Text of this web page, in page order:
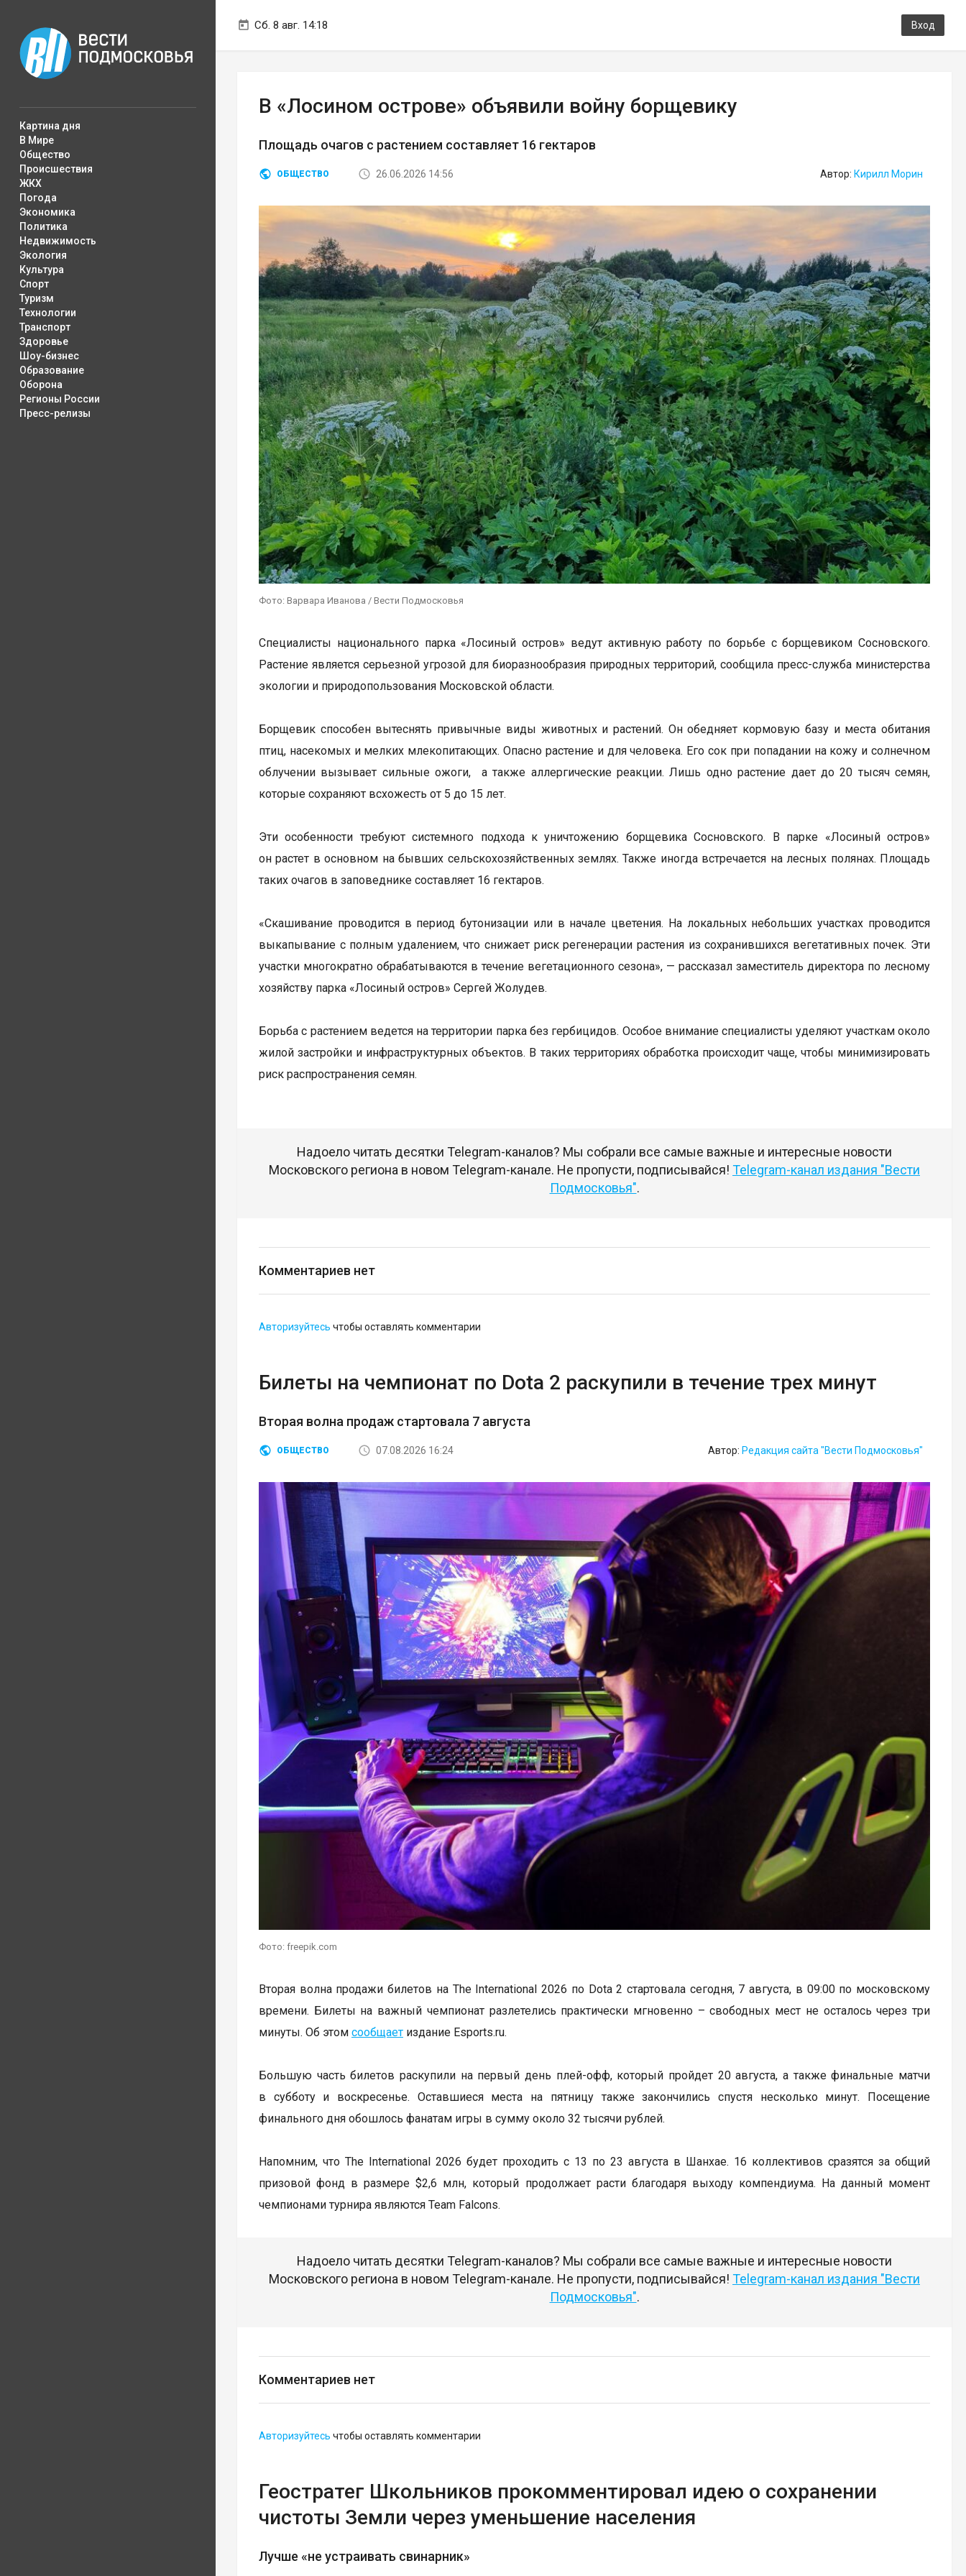
Сб. 8 авг. 14:18 Вход
Картина дня
В Мире
Общество
Происшествия
ЖКХ
Погода
Экономика
Политика
Недвижимость
Экология
Культура
Спорт
Туризм
Технологии
Транспорт
Здоровье
Шоу-бизнес
Образование
Оборона
Регионы России
Пресс-релизы
В «Лосином острове» объявили войну борщевику
Площадь очагов с растением составляет 16 гектаров
ОБЩЕСТВО 26.06.2026 14:56 Автор: Кирилл Морин
Фото: Варвара Иванова / Вести Подмосковья
Специалисты национального парка «Лосиный остров» ведут активную работу по борьбе с борщевиком Сосновского.
Растение является серьезной угрозой для биоразнообразия природных территорий, сообщила пресс-служба министерства
экологии и природопользования Московской области.
Борщевик способен вытеснять привычные виды животных и растений. Он обедняет кормовую базу и места обитания
птиц, насекомых и мелких млекопитающих. Опасно растение и для человека. Его сок при попадании на кожу и солнечном
облучении вызывает сильные ожоги, а также аллергические реакции. Лишь одно растение дает до 20 тысяч семян,
которые сохраняют всхожесть от 5 до 15 лет.
Эти особенности требуют системного подхода к уничтожению борщевика Сосновского. В парке «Лосиный остров»
он растет в основном на бывших сельскохозяйственных землях. Также иногда встречается на лесных полянах. Площадь
таких очагов в заповеднике составляет 16 гектаров.
«Скашивание проводится в период бутонизации или в начале цветения. На локальных небольших участках проводится
выкапывание с полным удалением, что снижает риск регенерации растения из сохранившихся вегетативных почек. Эти
участки многократно обрабатываются в течение вегетационного сезона», — рассказал заместитель директора по лесному
хозяйству парка «Лосиный остров» Сергей Жолудев.
Борьба с растением ведется на территории парка без гербицидов. Особое внимание специалисты уделяют участкам около
жилой застройки и инфраструктурных объектов. В таких территориях обработка происходит чаще, чтобы минимизировать
риск распространения семян.
Надоело читать десятки Telegram-каналов? Мы собрали все самые важные и интересные новости
Московского региона в новом Telegram-канале. Не пропусти, подписывайся! Telegram-канал издания "Вести
Подмосковья".
Комментариев нет
Авторизуйтесь чтобы оставлять комментарии
Билеты на чемпионат по Dota 2 раскупили в течение трех минут
Вторая волна продаж стартовала 7 августа
ОБЩЕСТВО 07.08.2026 16:24 Автор: Редакция сайта "Вести Подмосковья"
Фото: freepik.com
Вторая волна продажи билетов на The International 2026 по Dota 2 стартовала сегодня, 7 августа, в 09:00 по московскому
времени. Билеты на важный чемпионат разлетелись практически мгновенно – свободных мест не осталось через три
минуты. Об этом сообщает издание Esports.ru.
Большую часть билетов раскупили на первый день плей-офф, который пройдет 20 августа, а также финальные матчи
в субботу и воскресенье. Оставшиеся места на пятницу также закончились спустя несколько минут. Посещение
финального дня обошлось фанатам игры в сумму около 32 тысячи рублей.
Напомним, что The International 2026 будет проходить с 13 по 23 августа в Шанхае. 16 коллективов сразятся за общий
призовой фонд в размере $2,6 млн, который продолжает расти благодаря выходу компендиума. На данный момент
чемпионами турнира являются Team Falcons.
Надоело читать десятки Telegram-каналов? Мы собрали все самые важные и интересные новости
Московского региона в новом Telegram-канале. Не пропусти, подписывайся! Telegram-канал издания "Вести
Подмосковья".
Комментариев нет
Авторизуйтесь чтобы оставлять комментарии
Геостратег Школьников прокомментировал идею о сохранении
чистоты Земли через уменьшение населения
Лучше «не устраивать свинарник»